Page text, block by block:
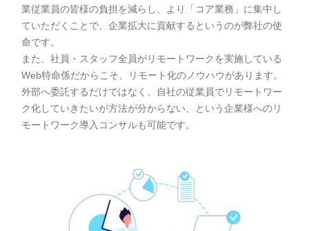
業従業員の皆様の負担を減らし、より「コア業務」に集中し
ていただくことで、企業拡大に貢献するというのが弊社の使
命です。
また、社員・スタッフ全員がリモートワークを実施している
Web特命係だからこそ、リモート化のノウハウがあります。
外部へ委託するだけではなく、自社の従業員でリモートワー
ク化していきたいが方法が分からない、という企業様へのリ
モートワーク導入コンサルも可能です。